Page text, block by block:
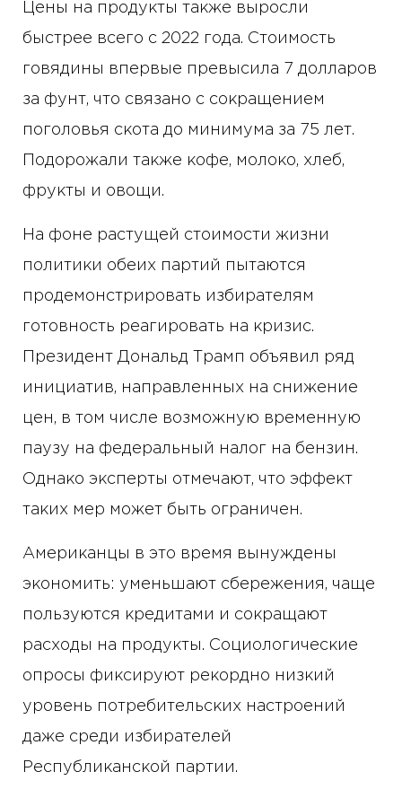
Цены на продукты также выросли
быстрее всего с 2022 года. Стоимость
говядины впервые превысила 7 долларов
за фунт, что связано с сокращением
поголовья скота до минимума за 75 лет.
Подорожали также кофе, молоко, хлеб,
фрукты и овощи.
На фоне растущей стоимости жизни
политики обеих партий пытаются
продемонстрировать избирателям
готовность реагировать на кризис.
Президент Дональд Трамп объявил ряд
инициатив, направленных на снижение
цен, в том числе возможную временную
паузу на федеральный налог на бензин.
Однако эксперты отмечают, что эффект
таких мер может быть ограничен.
Американцы в это время вынуждены
экономить: уменьшают сбережения, чаще
пользуются кредитами и сокращают
расходы на продукты. Социологические
опросы фиксируют рекордно низкий
уровень потребительских настроений
даже среди избирателей
Республиканской партии.